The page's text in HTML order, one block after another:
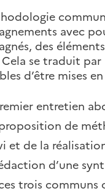
avec
des
Cela se traduit
d’être mises
entretien
de
et de la
d’une
trois communs